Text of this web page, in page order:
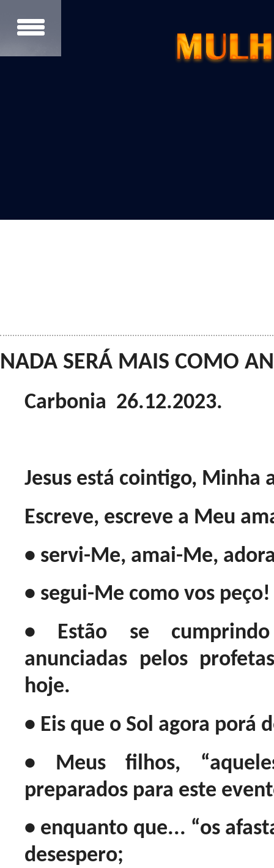
NADA SERÁ MAIS COMO
Carbonia 26.12.2023.
Jesus está cointigo, Minha
Escreve, escreve a Meu
• servi-Me, amai-Me,
• segui-Me como vos peço!
• Estão se
anunciadas pelos
hoje.
• Eis que o Sol agora porá
• Meus filhos,
preparados para este
• enquanto que... “os
desespero;